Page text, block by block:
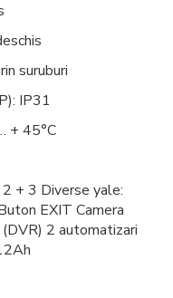
suruburi
IP31
+ 45°C
+ 3 Diverse yale:
EXIT Camera
2 automatizari